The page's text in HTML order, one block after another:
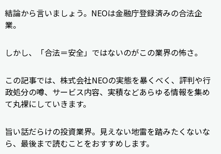
結論から言いましょう。NEOは金融庁登録済みの合法企
業。
しかし、「合法＝安全」ではないのがこの業界の怖さ。
この記事では、株式会社NEOの実態を暴くべく、評判や行
政処分の噂、サービス内容、実積などあらゆる情報を集め
て丸裸にしていきます。
旨い話だらけの投資業界。見えない地雷を踏みたくないな
ら、最後まで読むことをおすすめします。